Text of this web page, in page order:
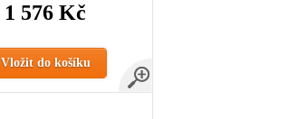
1 576 Kč
Vložit do košíku